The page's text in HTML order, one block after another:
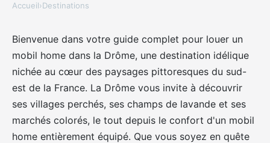
Votre Guide complet pour louer
un mobil home dans la Drôme :
Vacances et détente assurés !
Nathan•25 mai 2024•7 min de lecture
Accueil›Destinations
Bienvenue dans votre guide complet pour louer un
mobil home dans la Drôme, une destination idélique
nichée au cœur des paysages pittoresques du sud-
est de la France. La Drôme vous invite à découvrir
ses villages perchés, ses champs de lavande et ses
marchés colorés, le tout depuis le confort d'un mobil
home entièrement équipé. Que vous soyez en quête